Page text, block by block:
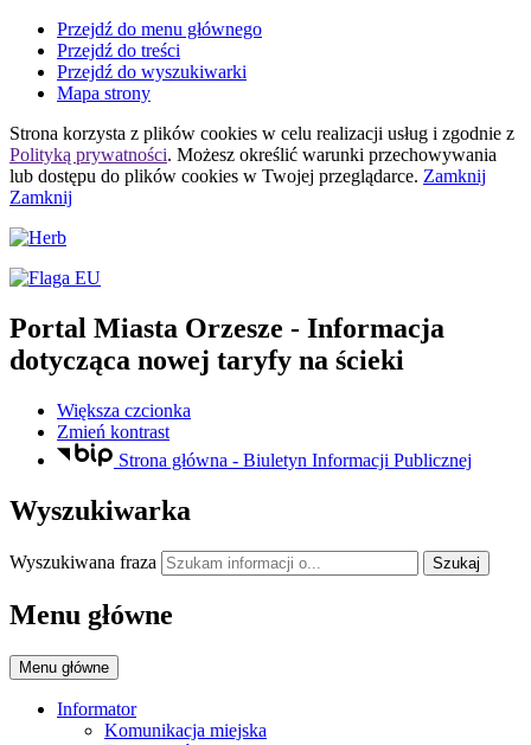
Przejdź do menu głównego
Przejdź do treści
Przejdź do wyszukiwarki
Mapa strony
Strona korzysta z plików cookies w celu realizacji usług i zgodnie z
Polityką prywatności. Możesz określić warunki przechowywania
lub dostępu do plików cookies w Twojej przeglądarce. Zamknij
Zamknij
Portal Miasta Orzesze - Informacja
dotycząca nowej taryfy na ścieki
Większa czcionka
Zmień kontrast
Strona główna - Biuletyn Informacji Publicznej
Wyszukiwarka
Wyszukiwana fraza Szukaj
Menu główne
Menu główne
Informator
Komunikacja miejska